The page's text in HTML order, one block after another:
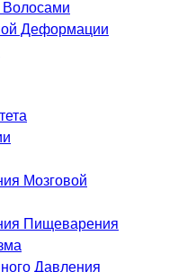
Волосами
Деформации
Мозговой
Пищеварения
Давления